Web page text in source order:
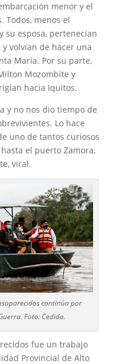
menor y el
Todos, menos el
su esposa, pertenecían
y volvían de hacer una
María. Por su parte,
Mozombite y
hacia Iquitos.
y no nos dio tiempo de
Lo hace
uno de tantos curiosos
el puerto Zamora.
viral.
continúa por
Foto: Cedida.
fue un trabajo
Provincial de Alto